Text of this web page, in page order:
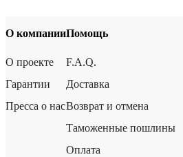
О компании
О проекте
Гарантии
Пресса о нас
Помощь
F.A.Q.
Доставка
Возврат и отмена
Таможенные пошлины
Оплата